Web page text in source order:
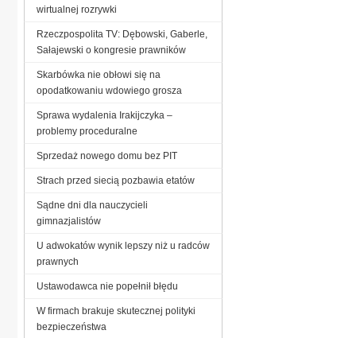
wirtualnej rozrywki
Rzeczpospolita TV: Dębowski, Gaberle,
Sałajewski o kongresie prawników
Skarbówka nie obłowi się na
opodatkowaniu wdowiego grosza
Sprawa wydalenia Irakijczyka –
problemy proceduralne
Sprzedaż nowego domu bez PIT
Strach przed siecią pozbawia etatów
Sądne dni dla nauczycieli
gimnazjalistów
U adwokatów wynik lepszy niż u radców
prawnych
Ustawodawca nie popełnił błędu
W firmach brakuje skutecznej polityki
bezpieczeństwa